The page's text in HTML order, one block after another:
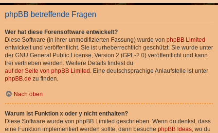
phpBB betreffende Fragen
Wer hat diese Forensoftware entwickelt?
Diese Software (in ihrer unmodifizierten Fassung) wurde von phpBB Limited
entwickelt und veröffentlicht. Sie ist urheberrechtlich geschützt. Sie wurde unter
der GNU General Public License, Version 2 (GPL-2.0) veröffentlicht und kann
frei vertrieben werden. Weitere Details findest du
auf der Seite von phpBB Limited . Eine deutschsprachige Anlaufstelle ist unter
phpBB.de zu finden.
Nach oben
Warum ist Funktion x oder y nicht enthalten?
Diese Software wurde von phpBB Limited geschrieben. Wenn du denkst, dass
eine Funktion implementiert werden sollte, dann besuche phpBB Ideas, wo du